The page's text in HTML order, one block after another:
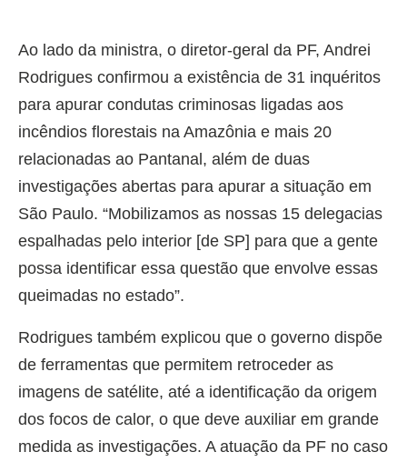
Ao lado da ministra, o diretor-geral da PF, Andrei
Rodrigues confirmou a existência de 31 inquéritos
para apurar condutas criminosas ligadas aos
incêndios florestais na Amazônia e mais 20
relacionadas ao Pantanal, além de duas
investigações abertas para apurar a situação em
São Paulo. “Mobilizamos as nossas 15 delegacias
espalhadas pelo interior [de SP] para que a gente
possa identificar essa questão que envolve essas
queimadas no estado”.
Rodrigues também explicou que o governo dispõe
de ferramentas que permitem retroceder as
imagens de satélite, até a identificação da origem
dos focos de calor, o que deve auxiliar em grande
medida as investigações. A atuação da PF no caso